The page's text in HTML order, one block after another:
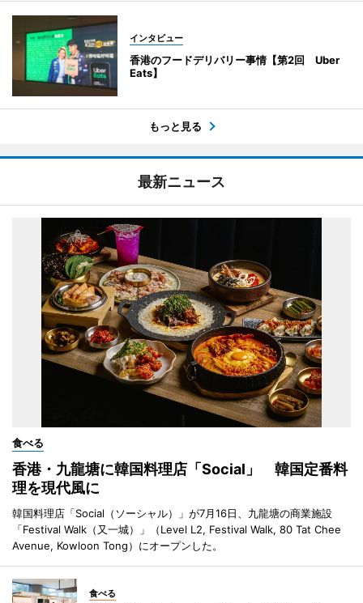
インタビュー
香港のフードデリバリー事情【第2回 Uber
Eats】
もっと見る
最新ニュース
食べる
香港・九龍塘に韓国料理店「Social」 韓国定番料
理を現代風に
韓国料理店「Social（ソーシャル）」が7月16日、九龍塘の商業施設
「Festival Walk（又一城）」（Level L2, Festival Walk, 80 Tat Chee
Avenue, Kowloon Tong）にオープンした。
食べる